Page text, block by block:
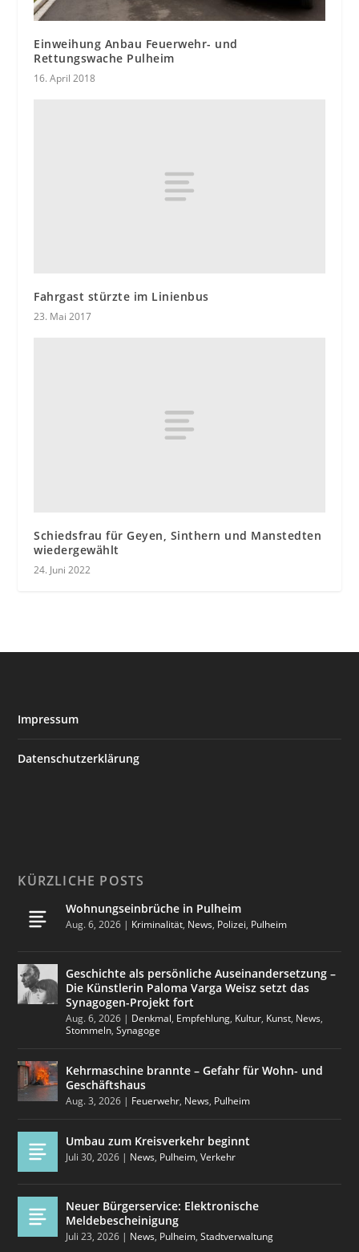
Einweihung Anbau Feuerwehr- und
Rettungswache Pulheim
16. April 2018
Fahrgast stürzte im Linienbus
23. Mai 2017
Schiedsfrau für Geyen, Sinthern und Manstedten
wiedergewählt
24. Juni 2022
Impressum
Datenschutzerklärung
KÜRZLICHE POSTS
Wohnungseinbrüche in Pulheim
Aug. 6, 2026 | Kriminalität, News, Polizei, Pulheim
Geschichte als persönliche Auseinandersetzung –
Die Künstlerin Paloma Varga Weisz setzt das
Synagogen-Projekt fort
Aug. 6, 2026 | Denkmal, Empfehlung, Kultur, Kunst, News,
Stommeln,Synagoge
Kehrmaschine brannte – Gefahr für Wohn- und
Geschäftshaus
Aug. 3, 2026 | Feuerwehr, News, Pulheim
Umbau zum Kreisverkehr beginnt
Juli 30, 2026 | News, Pulheim,Verkehr
Neuer Bürgerservice: Elektronische
Meldebescheinigung
Juli 23, 2026 | News, Pulheim,Stadtverwaltung